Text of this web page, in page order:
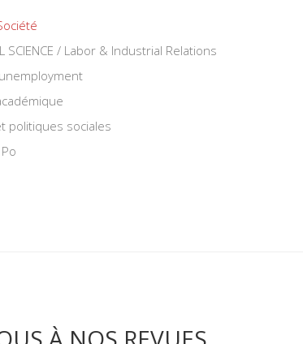
SCIENCE / Labor & Industrial Relations
politiques sociales